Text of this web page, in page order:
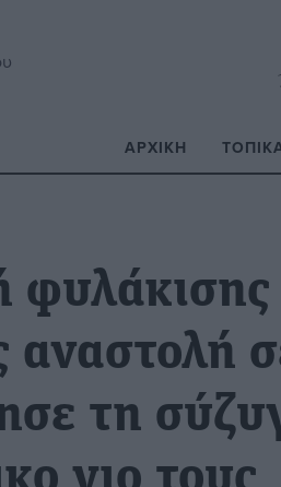
ΑΡΧΙΚΉ
αναστολή
τη